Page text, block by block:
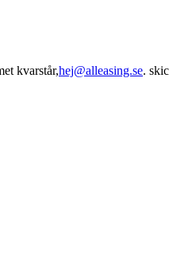
kvarstår,hej@alleasing.se.